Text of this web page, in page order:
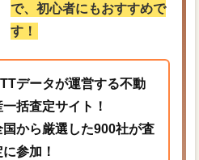
で、初心者にもおすすめで
す！
データが運営する不動
一括査定サイト！
国から厳選した900社が査
に参加！